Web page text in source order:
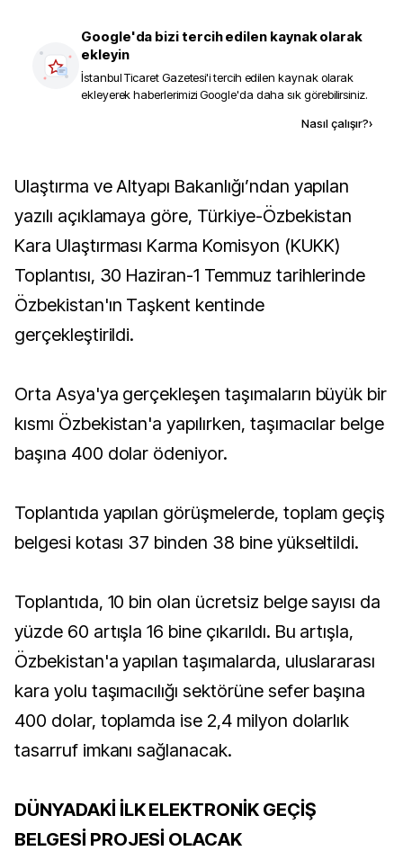
Google'da bizi tercih edilen kaynak olarak
ekleyin
İstanbul Ticaret Gazetesi'i tercih edilen kaynak olarak
ekleyerek haberlerimizi Google'da daha sık görebilirsiniz.
Nasıl çalışır?›
Ulaştırma ve Altyapı Bakanlığı’ndan yapılan
yazılı açıklamaya göre, Türkiye-Özbekistan
Kara Ulaştırması Karma Komisyon (KUKK)
Toplantısı, 30 Haziran-1 Temmuz tarihlerinde
Özbekistan'ın Taşkent kentinde
gerçekleştirildi.
Orta Asya'ya gerçekleşen taşımaların büyük bir
kısmı Özbekistan'a yapılırken, taşımacılar belge
başına 400 dolar ödeniyor.
Toplantıda yapılan görüşmelerde, toplam geçiş
belgesi kotası 37 binden 38 bine yükseltildi.
Toplantıda, 10 bin olan ücretsiz belge sayısı da
yüzde 60 artışla 16 bine çıkarıldı. Bu artışla,
Özbekistan'a yapılan taşımalarda, uluslararası
kara yolu taşımacılığı sektörüne sefer başına
400 dolar, toplamda ise 2,4 milyon dolarlık
tasarruf imkanı sağlanacak.
DÜNYADAKİ İLK ELEKTRONİK GEÇİŞ
BELGESİ PROJESİ OLACAK